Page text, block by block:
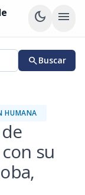
dark_mode menu
searchBuscar
HUMANA
su